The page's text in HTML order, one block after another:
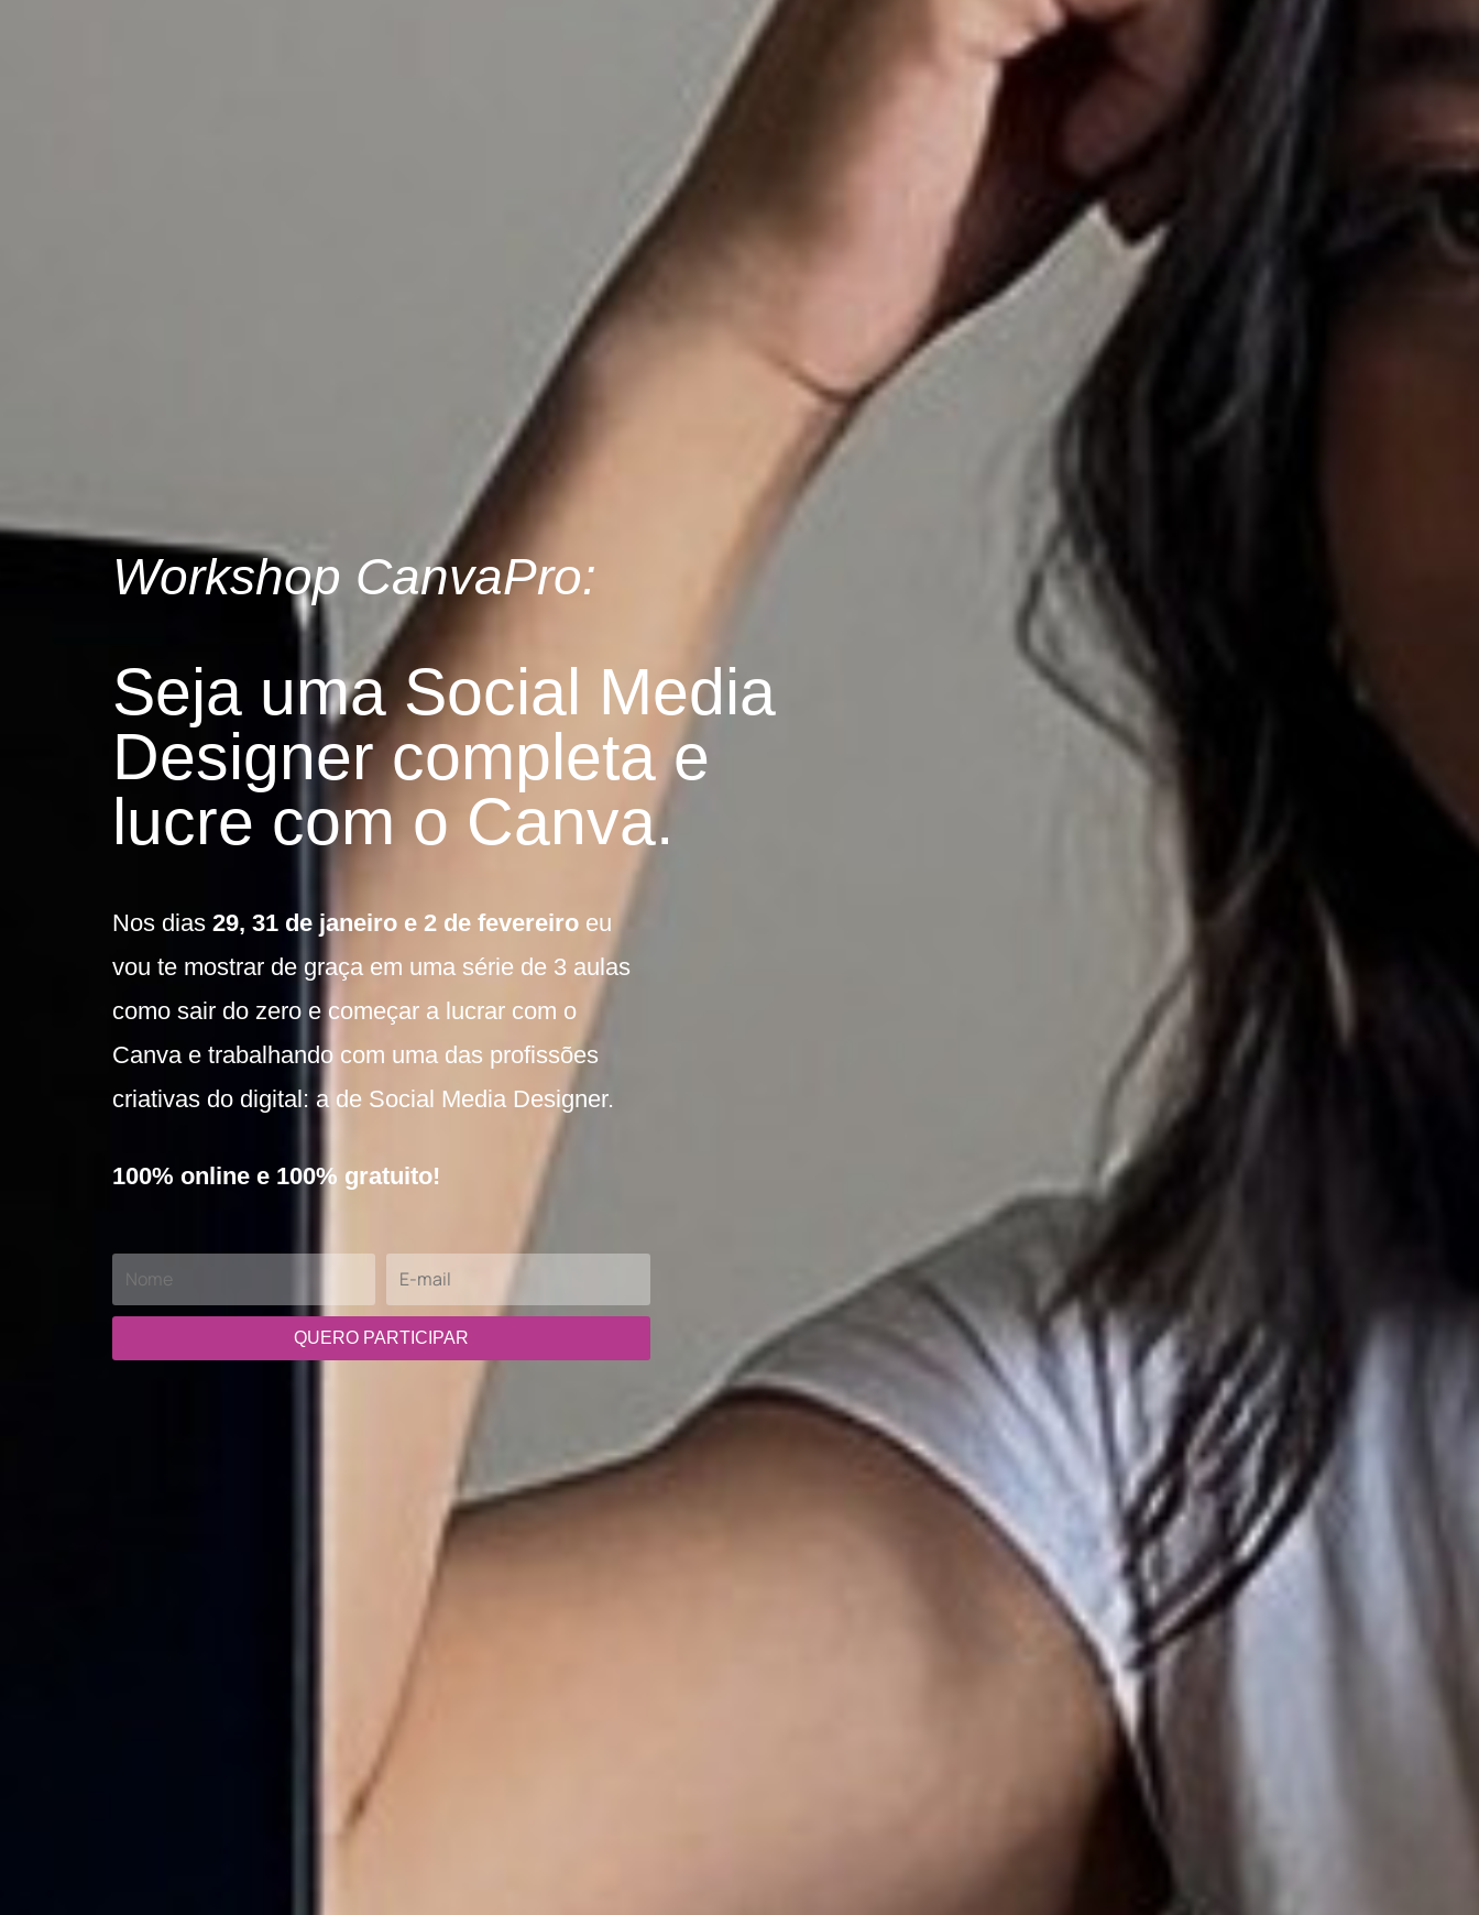
Workshop CanvaPro:
Seja uma Social Media
Designer completa e
lucre com o Canva.
Nos dias 29, 31 de janeiro e 2 de fevereiro eu
vou te mostrar de graça em uma série de 3 aulas
como sair do zero e começar a lucrar com o
Canva e trabalhando com uma das profissões
criativas do digital: a de Social Media Designer.
100% online e 100% gratuito!
QUERO PARTICIPAR